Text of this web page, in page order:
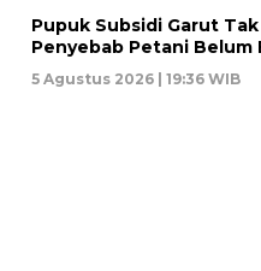
Pupuk Subsidi Garut
Penyebab Petani Belum
5 Agustus 2026 | 19:36 WIB